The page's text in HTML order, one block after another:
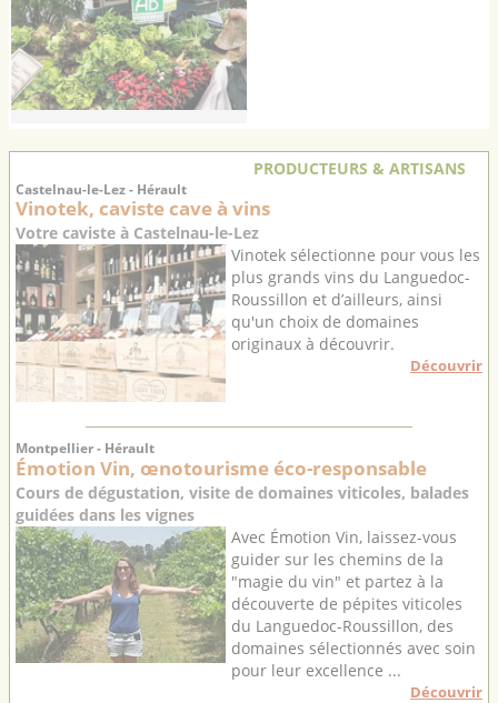
PRODUCTEURS & ARTISANS
Castelnau-le-Lez - Hérault
Vinotek, caviste cave à vins
Votre caviste à Castelnau-le-Lez
Vinotek sélectionne pour vous les
plus grands vins du Languedoc-
Roussillon et d’ailleurs, ainsi
qu'un choix de domaines
originaux à découvrir.
Découvrir
Montpellier - Hérault
Émotion Vin, œnotourisme éco-responsable
Cours de dégustation, visite de domaines viticoles, balades
guidées dans les vignes
Avec Émotion Vin, laissez-vous
guider sur les chemins de la
"magie du vin" et partez à la
découverte de pépites viticoles
du Languedoc-Roussillon, des
domaines sélectionnés avec soin
pour leur excellence ...
Découvrir